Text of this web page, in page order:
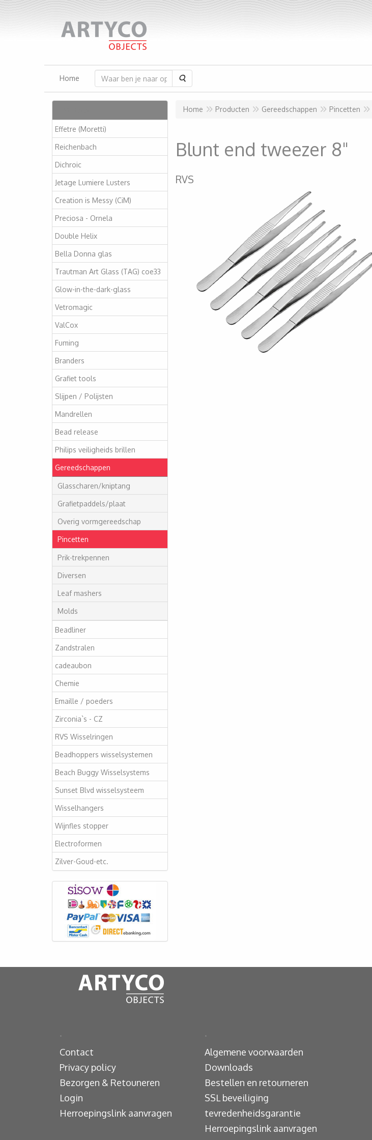
Home Zoeken
Effetre (Moretti)
Reichenbach
Dichroic
Jetage Lumiere Lusters
Creation is Messy (CiM)
Preciosa - Ornela
Double Helix
Bella Donna glas
Trautman Art Glass (TAG) coe33
Glow-in-the-dark-glass
Vetromagic
ValCox
Fuming
Branders
Grafiet tools
Slijpen / Polijsten
Mandrellen
Bead release
Philips veiligheids brillen
Gereedschappen
Glasscharen/kniptang
Grafietpaddels/plaat
Overig vormgereedschap
Pincetten
Prik-trekpennen
Diversen
Leaf mashers
Molds
Beadliner
Zandstralen
cadeaubon
Chemie
Emaille / poeders
Zirconia`s - CZ
RVS Wisselringen
Beadhoppers wisselsystemen
Beach Buggy Wisselsystems
Sunset Blvd wisselsysteem
Wisselhangers
Wijnfles stopper
Electroformen
Zilver-Goud-etc.
Home Producten Gereedschappen Pincetten
Blunt end tweezer 8"
RVS
.
Contact
Privacy policy
Bezorgen & Retouneren
Login
Herroepingslink aanvragen
.
Algemene voorwaarden
Downloads
Bestellen en retourneren
SSL beveiliging
tevredenheidsgarantie
Herroepingslink aanvragen